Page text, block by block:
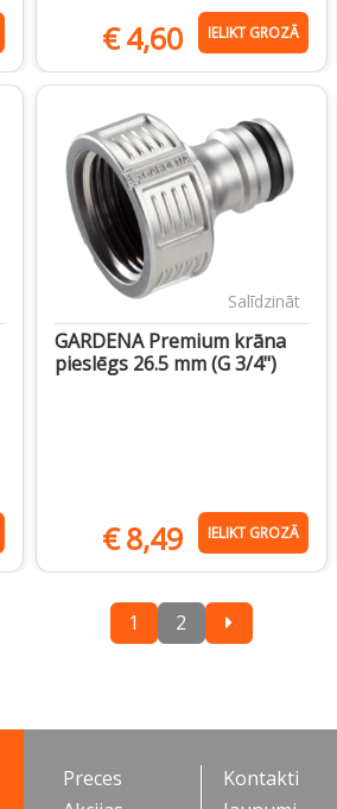
€4,60 IELIKT GROZĀ
Salīdzināt
GARDENA Premium krāna
pieslēgs 26.5 mm (G 3/4")
€8,49 IELIKT GROZĀ
1 2
Preces
Kontakti